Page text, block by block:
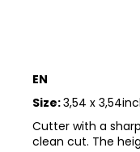
EN
Size:3,54 x
Cutter with a
clean cut. The